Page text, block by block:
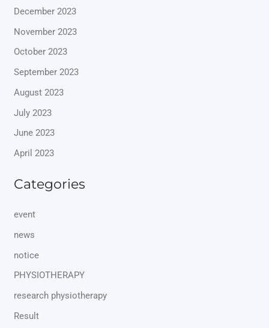
December 2023
November 2023
October 2023
September 2023
August 2023
July 2023
June 2023
April 2023
Categories
event
news
notice
PHYSIOTHERAPY
research physiotherapy
Result